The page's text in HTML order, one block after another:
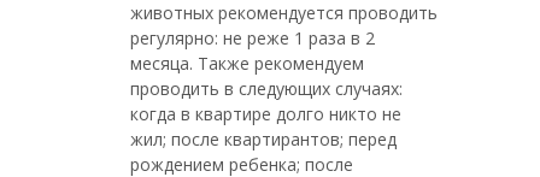
животных рекомендуется проводить
регулярно: не реже 1 раза в 2
месяца. Также рекомендуем
проводить в следующих случаях:
когда в квартире долго никто не
жил; после квартирантов; перед
рождением ребенка; после